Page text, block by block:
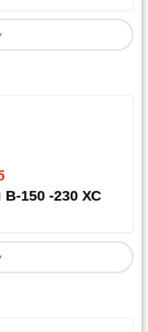
В-150 -230 ХС